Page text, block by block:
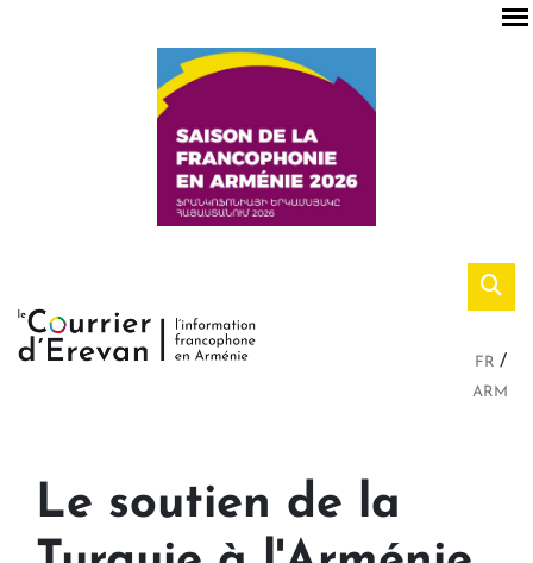
FR
ARM
Le soutien de la